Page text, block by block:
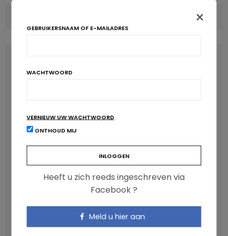
Anthocyanen: gunstig voor de cardiometabole
×
GEBRUIKERSNAAM OF E-MAILADRES
WACHTWOORD
VERNIEUW UW WACHTWOORD
ONTHOUD MIJ
Heeft u zich reeds ingeschreven via
Facebook ?
Meld u hier aan